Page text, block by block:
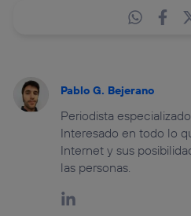
Pablo G. Bejerano
Periodista
Interesado en todo lo
Internet y sus
las personas.